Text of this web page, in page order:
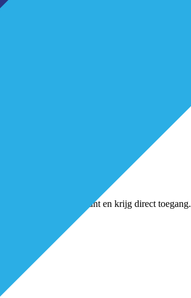
De Eerstelijns-account en krijg direct toegang.